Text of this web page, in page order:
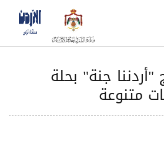
"أردننا جنة" بحلة
متنوعة